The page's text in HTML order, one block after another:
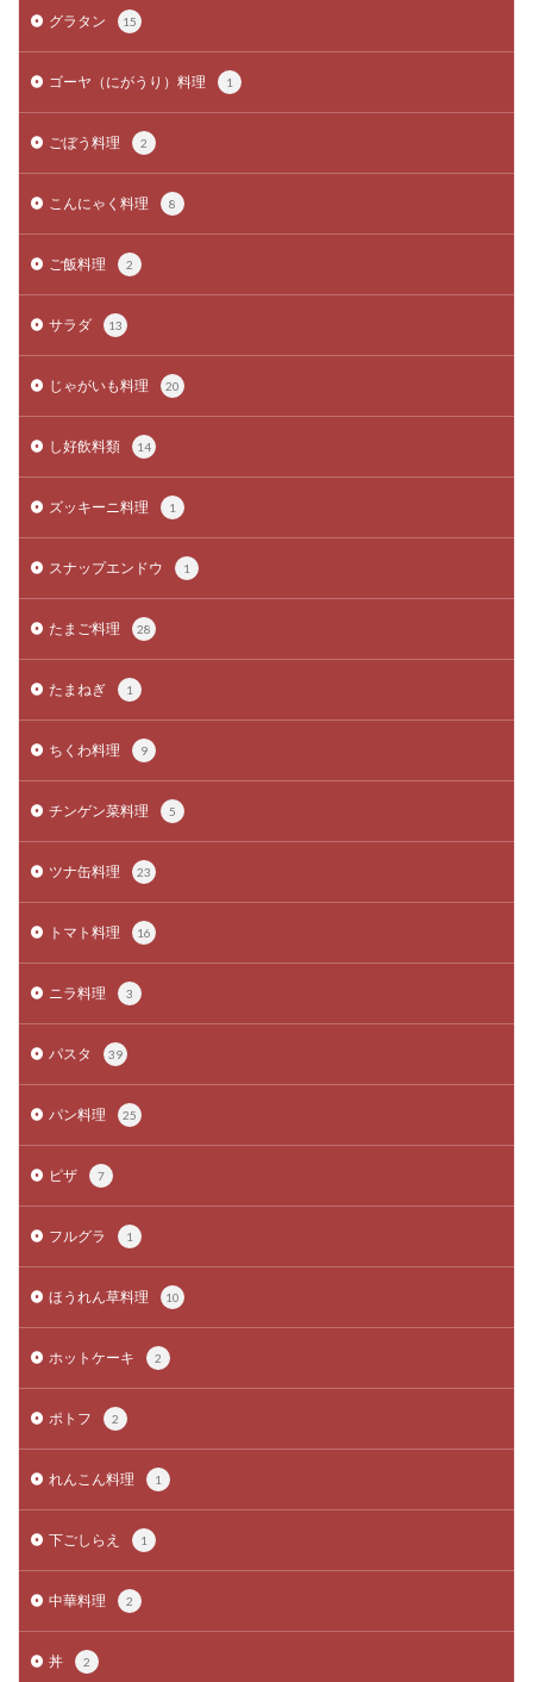
グラタン 15
ゴーヤ（にがうり）料理 1
ごぼう料理 2
こんにゃく料理 8
ご飯料理 2
サラダ 13
じゃがいも料理 20
し好飲料類 14
ズッキーニ料理 1
スナップエンドウ 1
たまご料理 28
たまねぎ 1
ちくわ料理 9
チンゲン菜料理 5
ツナ缶料理 23
トマト料理 16
ニラ料理 3
パスタ 39
パン料理 25
ピザ 7
フルグラ 1
ほうれん草料理 10
ホットケーキ 2
ポトフ 2
れんこん料理 1
下ごしらえ 1
中華料理 2
丼 2